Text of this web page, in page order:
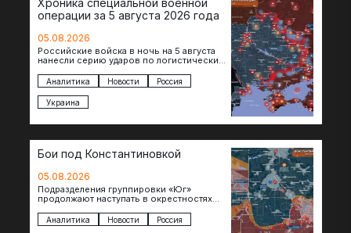
Хроника специальной военной
операции за 5 августа 2026 года
05.08.2026
Российские войска в ночь на 5 августа
нанесли серию ударов по логистическим
Днепропетровской областях. Под…
Аналитика Новости Россия
Украина
Бои под Константиновкой
05.08.2026
Подразделения группировки «Юг»
продолжают наступать в окрестностях
города. Пока на восточном фланге идут
ожесточенные бои за окраины…
Аналитика Новости Россия